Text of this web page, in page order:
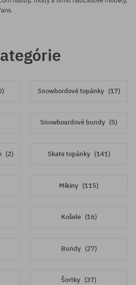
Snowbordové topánky (17)
Snowboardové bundy (5)
(2) Skate topánky (141)
Mikiny (115)
Košele (16)
Bundy (27)
Šortky (37)